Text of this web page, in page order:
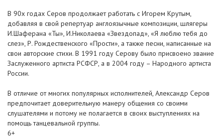
В 90х годах Серов продолжает работать с Игорем Крутым,
добавляя в свой репертуар англоязычные композиции, шлягеры
И.Шаферана «Ты», И.Николаева «Звездопад», «Я люблю тебя до
слез», Р. Рождественского «Прости», а также песни, написанные на
свои авторские стихи. В 1991 году Серову было присвоено звание
Заслуженного артиста РСФСР, а в 2004 году – Народного артиста
России.
В отличие от многих популярных исполнителей, Александр Серов
предпочитает доверительную манеру общения со своими
слушателями и потому не полагается в своих выступлениях на
помощь танцевальной группы.
6+